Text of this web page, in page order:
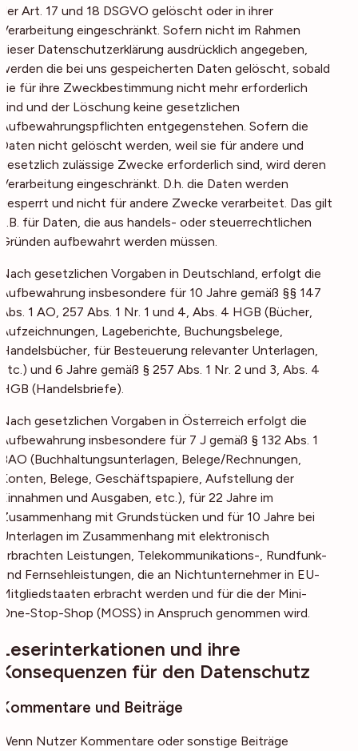
der Art. 17 und 18 DSGVO gelöscht oder in ihrer
Verarbeitung eingeschränkt. Sofern nicht im Rahmen
dieser Datenschutzerklärung ausdrücklich angegeben,
werden die bei uns gespeicherten Daten gelöscht, sobald
sie für ihre Zweckbestimmung nicht mehr erforderlich
sind und der Löschung keine gesetzlichen
Aufbewahrungspflichten entgegenstehen. Sofern die
Daten nicht gelöscht werden, weil sie für andere und
gesetzlich zulässige Zwecke erforderlich sind, wird deren
Verarbeitung eingeschränkt. D.h. die Daten werden
gesperrt und nicht für andere Zwecke verarbeitet. Das gilt
z.B. für Daten, die aus handels- oder steuerrechtlichen
Gründen aufbewahrt werden müssen.
Nach gesetzlichen Vorgaben in Deutschland, erfolgt die
Aufbewahrung insbesondere für 10 Jahre gemäß §§ 147
Abs. 1 AO, 257 Abs. 1 Nr. 1 und 4, Abs. 4 HGB (Bücher,
Aufzeichnungen, Lageberichte, Buchungsbelege,
Handelsbücher, für Besteuerung relevanter Unterlagen,
etc.) und 6 Jahre gemäß § 257 Abs. 1 Nr. 2 und 3, Abs. 4
HGB (Handelsbriefe).
Nach gesetzlichen Vorgaben in Österreich erfolgt die
Aufbewahrung insbesondere für 7 J gemäß § 132 Abs. 1
BAO (Buchhaltungsunterlagen, Belege/Rechnungen,
Konten, Belege, Geschäftspapiere, Aufstellung der
Einnahmen und Ausgaben, etc.), für 22 Jahre im
Zusammenhang mit Grundstücken und für 10 Jahre bei
Unterlagen im Zusammenhang mit elektronisch
erbrachten Leistungen, Telekommunikations-, Rundfunk-
und Fernsehleistungen, die an Nichtunternehmer in EU-
Mitgliedstaaten erbracht werden und für die der Mini-
One-Stop-Shop (MOSS) in Anspruch genommen wird.
Leserinterkationen und ihre
Konsequenzen für den Datenschutz
Kommentare und Beiträge
Wenn Nutzer Kommentare oder sonstige Beiträge